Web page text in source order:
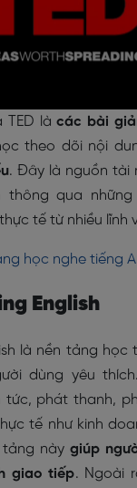
là các bài
theo dõi nội
. Đây là nguồn tài
thông qua
tế từ nhiều lĩnh
học nghe tiếng
English
là nền tảng học
dùng yêu
tức, phát thanh,
tế như kinh
tảng nàygiúp
giao tiếp. Ngoài